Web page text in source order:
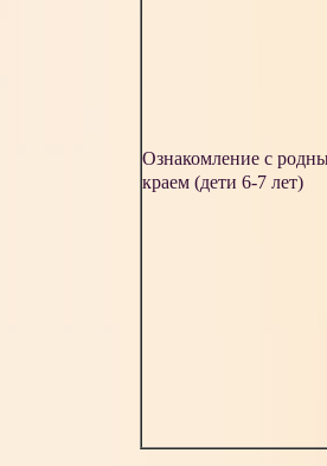
Ознакомление с
краем (дети 6-7 лет)